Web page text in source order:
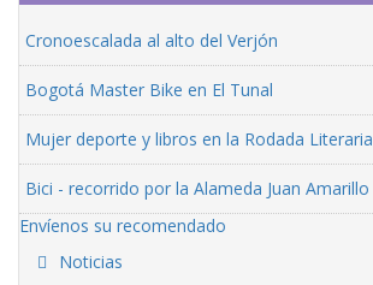
Cronoescalada al alto del Verjón
Bogotá Master Bike en El Tunal
Mujer deporte y libros en la Rodada Literaria
Bici - recorrido por la Alameda Juan Amarillo
Envíenos su recomendado
Noticias